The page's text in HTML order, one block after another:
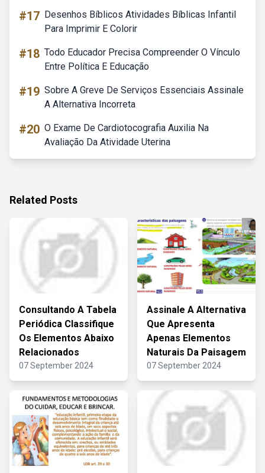
#17 Desenhos Bíblicos Atividades Bíblicas Infantil
Para Imprimir E Colorir
#18 Todo Educador Precisa Compreender O Vínculo
Entre Política E Educação
#19 Sobre A Greve De Serviços Essenciais Assinale
A Alternativa Incorreta
#20 O Exame De Cardiotocografia Auxilia Na
Avaliação Da Atividade Uterina
Related Posts
Consultando A Tabela
Periódica Classifique
Os Elementos Abaixo
Relacionados
07 September 2024
Assinale A Alternativa
Que Apresenta
Apenas Elementos
Naturais Da Paisagem
07 September 2024